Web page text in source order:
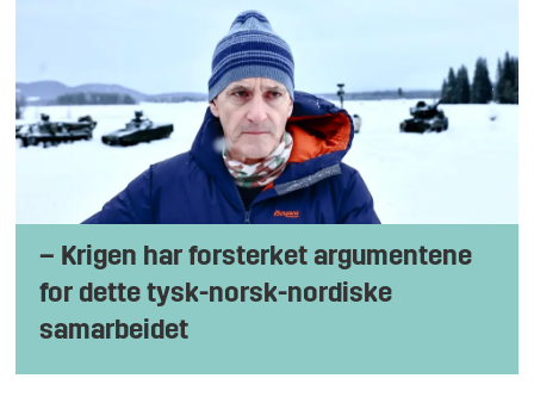
– Krigen har forsterket argumentene
for dette tysk-norsk-nordiske
samarbeidet